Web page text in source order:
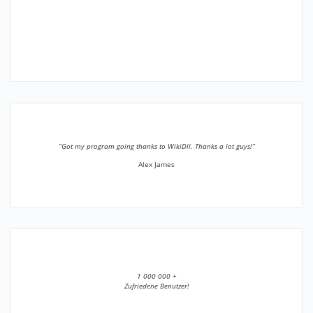
”Got my program going thanks to WikiDll. Thanks a lot guys!”
Alex James
1 000 000 +
Zufriedene Benutzer!